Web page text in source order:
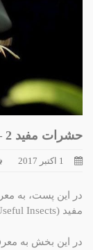
حشرات مفید 2 – آخوندک
1 اکتبر 2017
در این پست، به
مفید (Useful Insects) نامیده می‌شوند.
در این بخش به